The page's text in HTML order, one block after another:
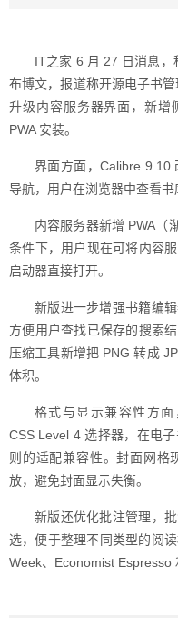
IT之家 6 月 27 日消息
布博文，报道称开源电子书
升级内容服务器界面，新增
PWA 安装。
界面方面，Calibre 9.10
导航，用户在浏览器中查看书
内容服务器新增 PWA（
条件下，用户现在可将内容
启动器直接打开。
新版进一步增强书籍编
方便用户查找已保存的搜索
压缩工具新增把 PNG 转成
体积。
格式与显示兼容性方
CSS Level 4 选择器，在电
则的适配兼容性。封面网格
放，避免封面显示失衡。
新版还优化批注管理，
选，便于整理不同类型的阅
Week、Economist Espresso